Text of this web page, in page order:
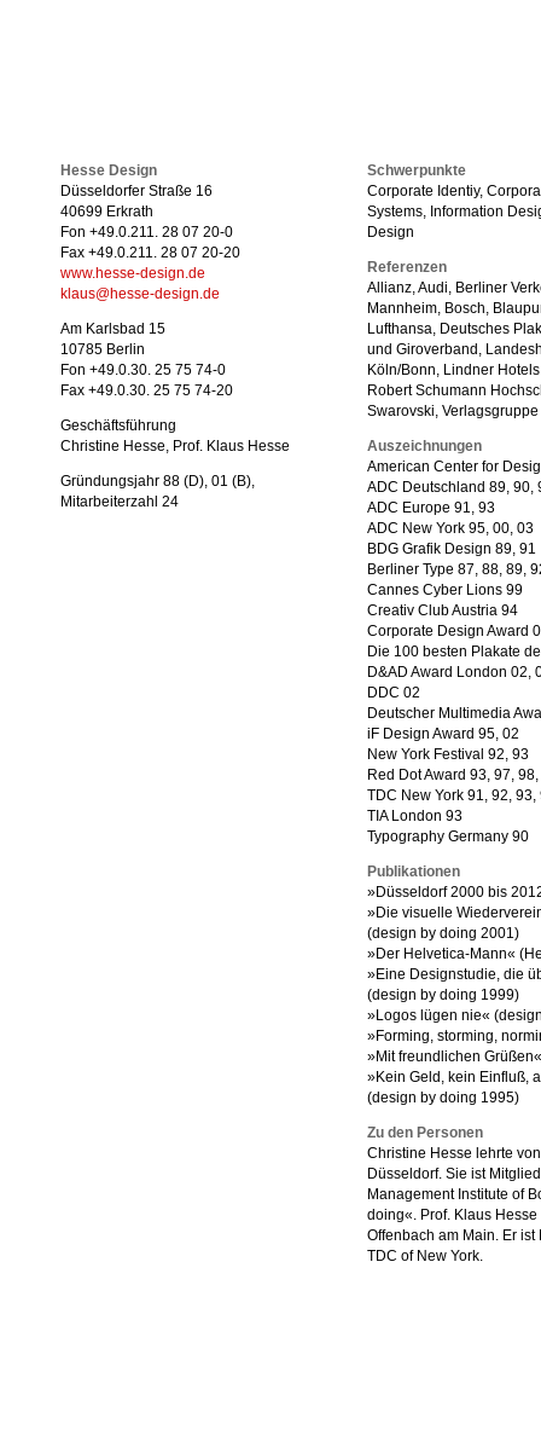
Hesse Design
Düsseldorfer Straße 16
40699 Erkrath
Fon +49.0.211. 28 07 20-0
Fax +49.0.211. 28 07 20-20
www.hesse-design.de
klaus@hesse-design.de
Am Karlsbad 15
10785 Berlin
Fon +49.0.30. 25 75 74-0
Fax +49.0.30. 25 75 74-20
Geschäftsführung
Christine Hesse, Prof. Klaus Hesse
Gründungsjahr 88 (D), 01 (B),
Mitarbeiterzahl 24
Schwerpunkte
Corporate Identiy,
Systems, Information
Design
Referenzen
Allianz, Audi, Berliner
Mannheim, Bosch,
Lufthansa, Deutsches
und Giroverband,
Köln/Bonn, Lindner
Robert Schumann
Swarovski,
Auszeichnungen
American Center for
ADC Deutschland 89, 90,
ADC Europe 91, 93
ADC New York 95, 00, 03
BDG Grafik Design 89, 91
Berliner Type 87, 88, 89,
Cannes Cyber Lions 99
Creativ Club Austria 94
Corporate Design Award
Die 100 besten Plakate
D&AD Award London 02,
DDC 02
Deutscher Multimedia
iF Design Award 95, 02
New York Festival 92, 93
Red Dot Award 93, 97,
TDC New York 91, 92,
TIA London 93
Typography Germany 90
Publikationen
»Düsseldorf 2000 bis
»Die visuelle
(design by doing 2001)
»Der Helvetica-Mann«
»Eine Designstudie, die
(design by doing 1999)
»Logos lügen nie«
»Forming, storming,
»Mit freundlichen
»Kein Geld, kein Einfluß,
(design by doing 1995)
Zu den Personen
Christine Hesse lehrte
Düsseldorf. Sie ist
Management Institute of
doing«. Prof. Klaus
Offenbach am Main. Er
TDC of New York.